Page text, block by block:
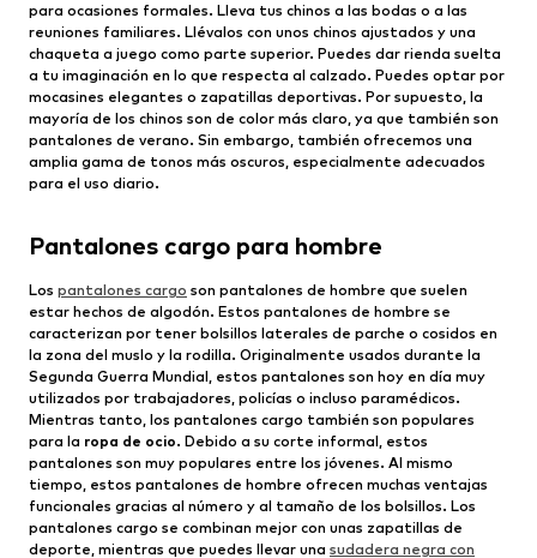
para ocasiones formales. Lleva tus chinos a las bodas o a las
reuniones familiares. Llévalos con unos chinos ajustados y una
chaqueta a juego como parte superior. Puedes dar rienda suelta
a tu imaginación en lo que respecta al calzado. Puedes optar por
mocasines elegantes o zapatillas deportivas. Por supuesto, la
mayoría de los chinos son de color más claro, ya que también son
pantalones de verano. Sin embargo, también ofrecemos una
amplia gama de tonos más oscuros, especialmente adecuados
para el uso diario.
Pantalones cargo para hombre
Los pantalones cargo son pantalones de hombre que suelen
estar hechos de algodón. Estos pantalones de hombre se
caracterizan por tener bolsillos laterales de parche o cosidos en
la zona del muslo y la rodilla. Originalmente usados durante la
Segunda Guerra Mundial, estos pantalones son hoy en día muy
utilizados por trabajadores, policías o incluso paramédicos.
Mientras tanto, los pantalones cargo también son populares
para la ropa de ocio. Debido a su corte informal, estos
pantalones son muy populares entre los jóvenes. Al mismo
tiempo, estos pantalones de hombre ofrecen muchas ventajas
funcionales gracias al número y al tamaño de los bolsillos. Los
pantalones cargo se combinan mejor con unas zapatillas de
deporte, mientras que puedes llevar una sudadera negra con